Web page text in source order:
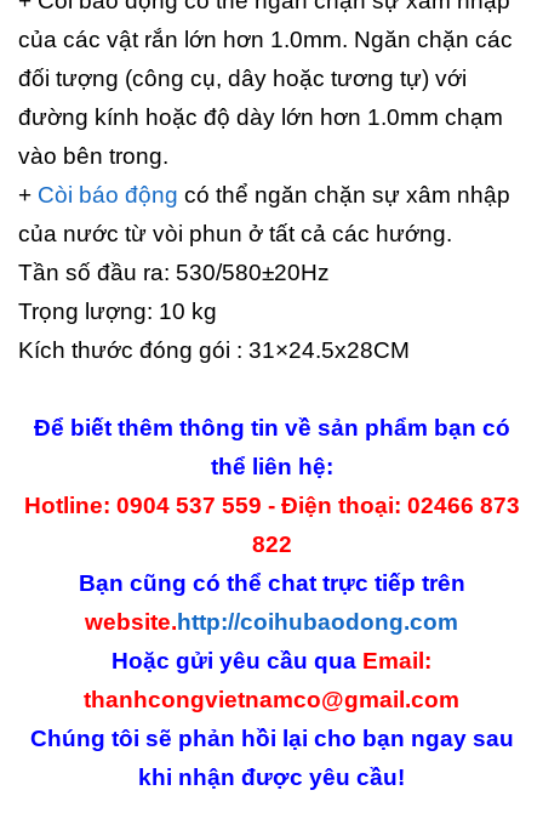
của các vật rắn lớn hơn 1.0mm. Ngăn chặn các
đối tượng (công cụ, dây hoặc tương tự) với
đường kính hoặc độ dày lớn hơn 1.0mm chạm
vào bên trong.
+ Còi báo động có thể ngăn chặn sự xâm nhập
của nước từ vòi phun ở tất cả các hướng.
Tần số đầu ra: 530/580±20Hz
Trọng lượng: 10 kg
Kích thước đóng gói : 31×24.5x28CM
Để biết thêm thông tin về sản phẩm bạn có
thể liên hệ:
Hotline: 0904 537 559 - Điện thoại: 02466 873
822
Bạn cũng có thể chat trực tiếp trên
website.http://coihubaodong.com
Hoặc gửi yêu cầu qua Email:
thanhcongvietnamco@gmail.com
Chúng tôi sẽ phản hồi lại cho bạn ngay sau
khi nhận được yêu cầu!